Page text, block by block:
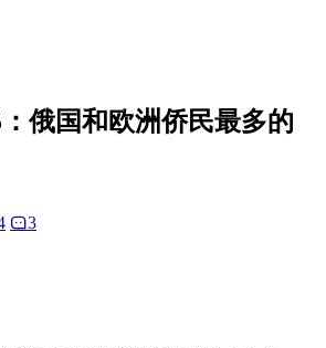
俄国和欧洲侨民最多的
3